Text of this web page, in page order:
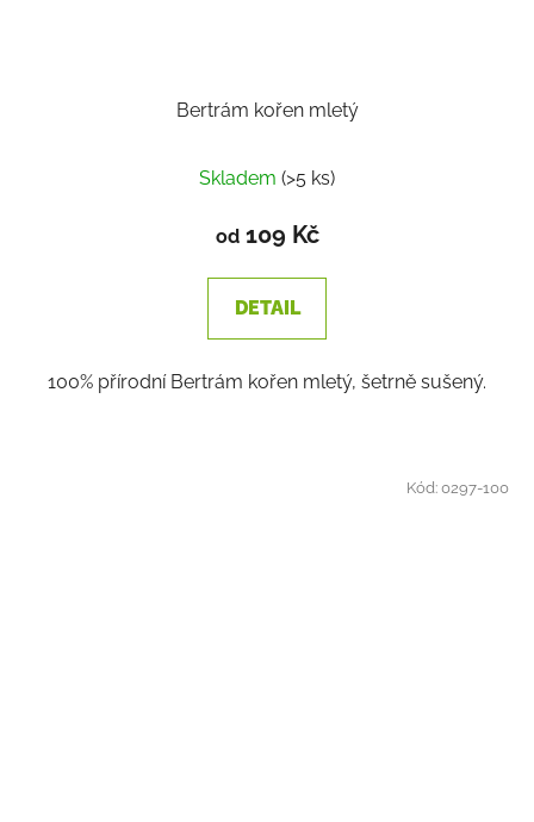
Bertrám kořen mletý
Skladem (>5 ks)
od109 Kč
DETAIL
100% přírodní Bertrám kořen mletý, šetrně sušený.
Kód:0297-100